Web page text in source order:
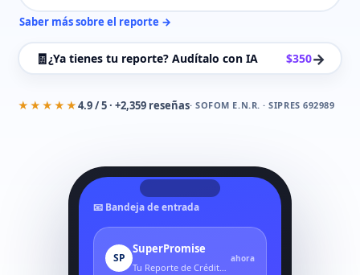
Saber más sobre el reporte →
🧾¿Ya tienes tu reporte? Audítalo con IA $350→
★★★★★4.9 / 5 · +2,359 reseñas·SOFOM E.N.R. · SIPRES 692989
📧 Bandeja de entrada
SP
SuperPromise
Tu Reporte de Crédito Especial
ahora